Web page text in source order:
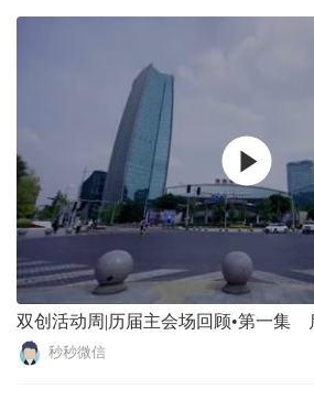
双创活动周|历届主会场回顾•第一集
秒秒微信